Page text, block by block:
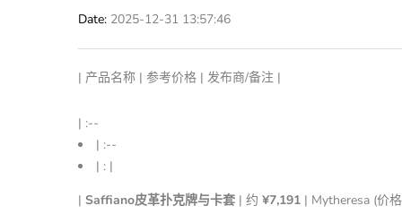
Date 2025-12-31 13:57:46
| 产品名称 | 参考价格 | 发布商/备注 |
| :--
| :--
| : |
| Saffiano皮革扑克牌与卡套 | 约 ¥7,191 | Mytheresa (价